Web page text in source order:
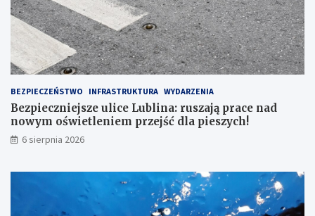
7
BEZPIECZEŃSTWO INFRASTRUKTURA WYDARZENIA
Bezpieczniejsze ulice Lublina: ruszają prace nad
nowym oświetleniem przejść dla pieszych!
6 sierpnia 2026